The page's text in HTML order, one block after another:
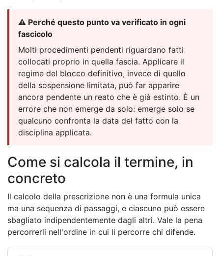
⚠️ Perché questo punto va verificato in ogni
fascicolo
Molti procedimenti pendenti riguardano fatti
collocati proprio in quella fascia. Applicare il
regime del blocco definitivo, invece di quello
della sospensione limitata, può far apparire
ancora pendente un reato che è già estinto. È un
errore che non emerge da solo: emerge solo se
qualcuno confronta la data del fatto con la
disciplina applicata.
Come si calcola il termine, in
concreto
Il calcolo della prescrizione non è una formula unica
ma una sequenza di passaggi, e ciascuno può essere
sbagliato indipendentemente dagli altri. Vale la pena
percorrerli nell'ordine in cui li percorre chi difende.